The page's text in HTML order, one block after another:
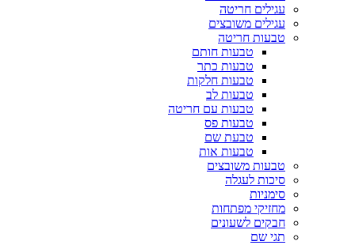
עגילים חריטה
עגילים משובצים
טבעות חריטה
טבעות חותם
טבעות כתר
טבעות חלקות
טבעות לב
טבעות עם חריטה
טבעות פס
טבעת שם
טבעות אות
טבעות משובצים
סיכות לעגלה
סימניות
מחזיקי מפתחות
חבקים לשעונים
תגי שם